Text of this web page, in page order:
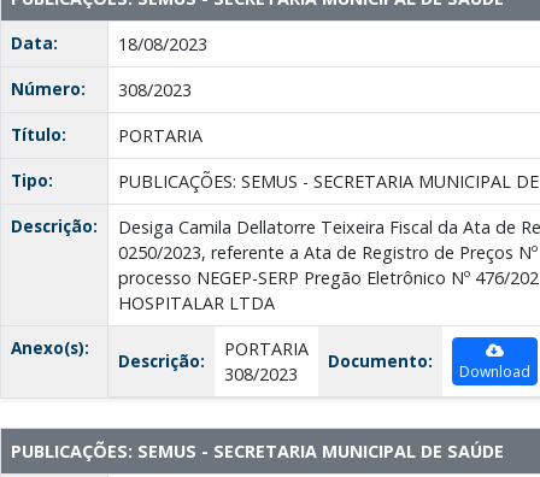
Data:
18/08/2023
Número:
308/2023
Título:
PORTARIA
Tipo:
PUBLICAÇÕES: SEMUS - SECRETARIA MUNICIPAL
Descrição:
Desiga Camila Dellatorre Teixeira Fiscal da Ata de
0250/2023, referente a Ata de Registro de Preços
processo NEGEP-SERP Pregão Eletrônico Nº 476/
HOSPITALAR LTDA
Anexo(s):
Descrição:
PORTARIA
308/2023
Documento: Download
PUBLICAÇÕES: SEMUS - SECRETARIA MUNICIPAL DE SAÚDE